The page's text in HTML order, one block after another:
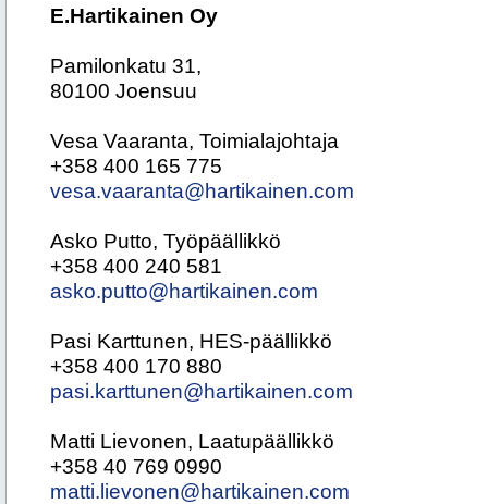
E.Hartikainen Oy
Pamilonkatu 31,
80100 Joensuu
Vesa Vaaranta, Toimialajohtaja
+358 400 165 775
vesa.vaaranta@hartikainen.com
Asko Putto, Työpäällikkö
+358 400 240 581
asko.putto@hartikainen.com
Pasi Karttunen, HES-päällikkö
+358 400 170 880
pasi.karttunen@hartikainen.com
Matti Lievonen, Laatupäällikkö
+358 40 769 0990
matti.lievonen@hartikainen.com